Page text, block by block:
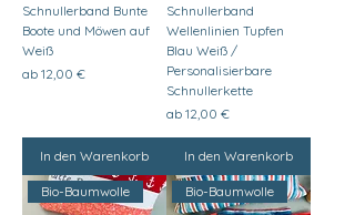
Schnullerband Bunte
Boote und Möwen auf
Weiß
ab 12,00 €
Sale-Preis
In den Warenkorb
Schnullerband
Wellenlinien Tupfen
Blau Weiß /
Personalisierbare
Schnullerkette
ab 12,00 €
Sale-Preis
In den Warenkorb
Bio-Baumwolle Bio-Baumwolle